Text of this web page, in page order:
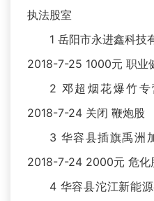
执法股室
1 岳阳市永进鑫科技
2018-7-25 1000元 职业
2 邓超烟花爆竹
2018-7-24 关闭 鞭炮股
3 华容县插旗禹洲
2018-7-24 2000元 危化
4 华容县沱江新能